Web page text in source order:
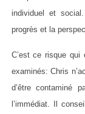
individuel et
progrès et la
C’est ce risque
examinés: Chris
d’être contaminé
l’immédiat. Il